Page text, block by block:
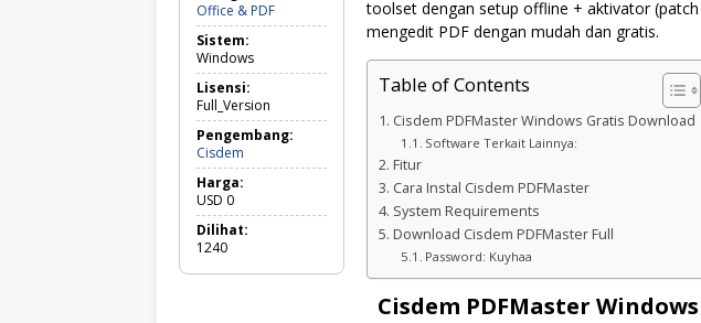
Office & PDFOffice
&
Sistem:
Windows
Lisensi:
Full_Version
Pengembang:
Cisdem
Harga:
USD 0
Dilihat:
1240
toolset dengan setup offline + aktivator
mengedit PDF dengan mudah dan gratis.
Table of Contents
Cisdem PDFMaster Windows Gratis Download
Software Terkait Lainnya:
Fitur
Cara Instal Cisdem PDFMaster
System Requirements
Download Cisdem PDFMaster Full
Password: Kuyhaa
Cisdem PDFMaster